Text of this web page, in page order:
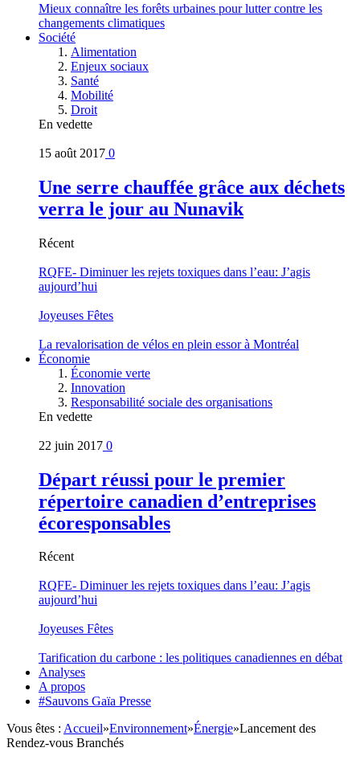
Mieux connaître les forêts urbaines pour lutter contre les
changements climatiques
Société
Alimentation
Enjeux sociaux
Santé
Mobilité
Droit
En vedette
15 août 2017 0
Une serre chauffée grâce aux déchets
verra le jour au Nunavik
Récent
RQFE- Diminuer les rejets toxiques dans l’eau: J’agis
aujourd’hui
Joyeuses Fêtes
La revalorisation de vélos en plein essor à Montréal
Économie
Économie verte
Innovation
Responsabilité sociale des organisations
En vedette
22 juin 2017 0
Départ réussi pour le premier
répertoire canadien d’entreprises
écoresponsables
Récent
RQFE- Diminuer les rejets toxiques dans l’eau: J’agis
aujourd’hui
Joyeuses Fêtes
Tarification du carbone : les politiques canadiennes en débat
Analyses
A propos
#Sauvons Gaïa Presse
Vous êtes : Accueil»Environnement»Énergie»Lancement des
Rendez-vous Branchés